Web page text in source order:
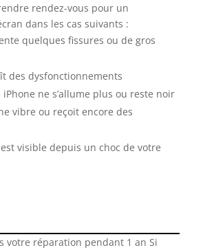
rendez-vous pour un
dans les cas suivants :
quelques fissures ou de gros
des dysfonctionnements
iPhone ne s’allume plus ou reste noir
vibre ou reçoit encore des
visible depuis un choc de votre
votre réparation pendant 1 an Si